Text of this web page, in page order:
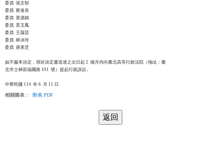
委員  張文郁
委員  蔡進良
委員  黃源銘
委員  景玉鳳
委員  王藹芸
委員  林泳玲
委員  唐美芝
如不服本決定，得於決定書送達之次日起 2  個月內向臺北高等行政法院（地址：臺
北市士林區福國路 101  號）提起行政訴訟。
相關圖表： 附表.PDF